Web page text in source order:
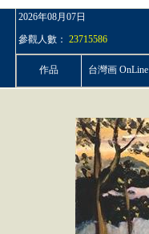
2026年08月07日
參觀人數： 23715586
作品 台灣画 OnLine